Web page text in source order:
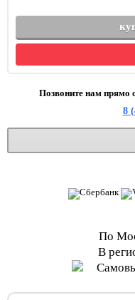
Позвоните нам прямо
8
По
В